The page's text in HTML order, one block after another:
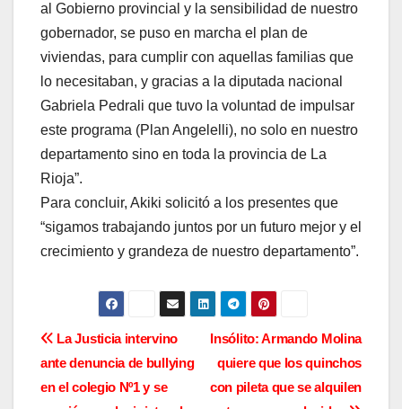
al Gobierno provincial y la sensibilidad de nuestro
gobernador, se puso en marcha el plan de
viviendas, para cumplir con aquellas familias que
lo necesitaban, y gracias a la diputada nacional
Gabriela Pedrali que tuvo la voluntad de impulsar
este programa (Plan Angelelli), no solo en nuestro
departamento sino en toda la provincia de La
Rioja”.
Para concluir, Akiki solicitó a los presentes que
“sigamos trabajando juntos por un futuro mejor y el
crecimiento y grandeza de nuestro departamento”.
N
a
Insólito: Armando Molina
quiere que los quinchos
con pileta que se alquilen
La Justicia intervino
ante denuncia de bullying
en el colegio Nº1 y se